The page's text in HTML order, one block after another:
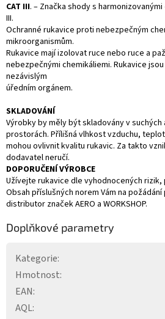
CAT III. – Značka shody s harmonizovanými
III.
Ochranné rukavice proti nebezpečným
mikroorganismům.
Rukavice mají izolovat ruce nebo ruce a
nebezpečnými chemikáliemi. Rukavice
nezávislým
úředním orgánem.
SKLADOVÁNÍ
Výrobky by měly být skladovány v
prostorách. Přílišná vlhkost vzduchu,
mohou ovlivnit kvalitu rukavic. Za takto
dodavatel neručí.
DOPORUČENÍ VÝROBCE
Užívejte rukavice dle vyhodnocených
Obsah příslušných norem Vám na
distributor značek AERO a WORKSHOP.
Doplňkové parametry
Kategorie:
Hmotnost:
EAN:
AQL: